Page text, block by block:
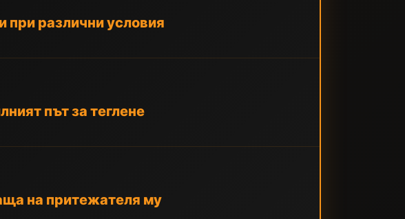
при различни условия
път за теглене
на притежателя му